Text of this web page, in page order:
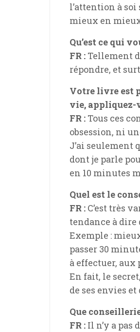
l’attention à
mieux en
Qu’est ce qui
FR : Tellement
répondre, et
Votre livre est
vie, appliquez-
FR : Tous ces
obsession, ni
J’ai seulement
dont je parle
en 10 minutes
Quel est le
FR : C’est très
tendance à dire
Exemple :
passer 30
à effectuer,
En fait, le
de ses envies
Que
FR : Il n’y a pas